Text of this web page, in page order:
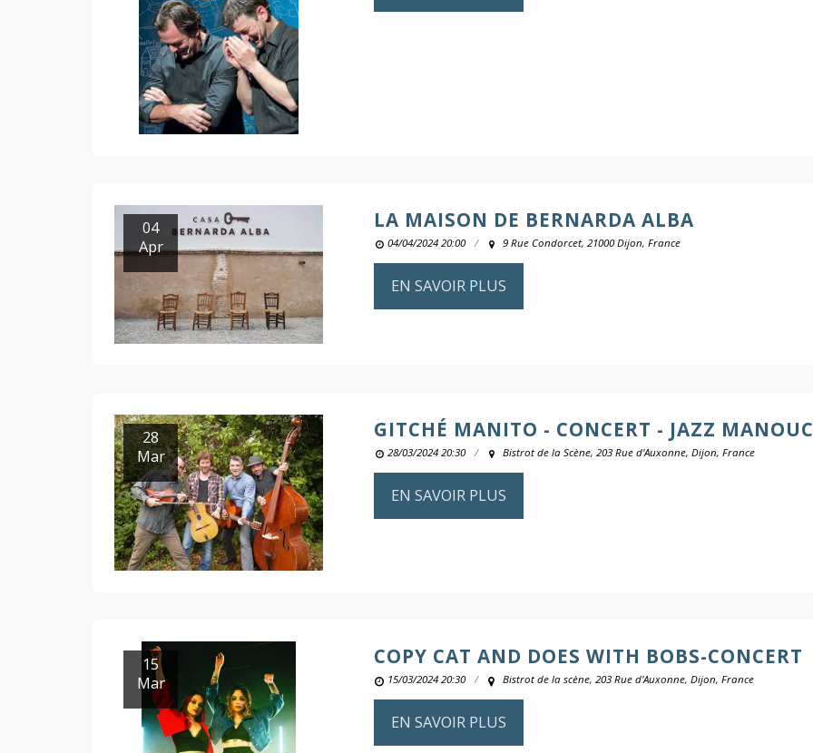
04
Apr
LA MAISON DE BERNARDA ALBA
04/04/2024 20:00 9 Rue Condorcet, 21000 Dijon, France
EN SAVOIR PLUS
28
Mar
GITCHÉ MANITO - CONCERT - JAZZ
28/03/2024 20:30 Bistrot de la Scène, 203 Rue d'Auxonne, Dijon, France
EN SAVOIR PLUS
15
Mar
COPY CAT AND DOES WITH BOBS-CONCERT
15/03/2024 20:30 Bistrot de la scène, 203 Rue d'Auxonne, Dijon, France
EN SAVOIR PLUS